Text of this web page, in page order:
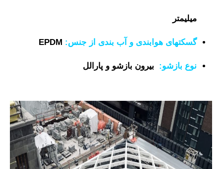
میلیمتر
گسکتهای هوابندی و آب بندی از جنس: EPDM
نوع بازشو: بیرون بازشو و پارالل